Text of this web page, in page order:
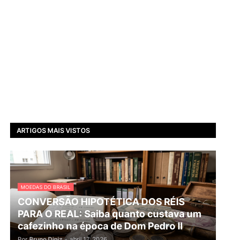
ARTIGOS MAIS VISTOS
MOEDAS DO BRASIL
CONVERSÃO HIPOTÉTICA DOS RÉIS
PARA O REAL: Saiba quanto custava um
cafezinho na época de Dom Pedro II